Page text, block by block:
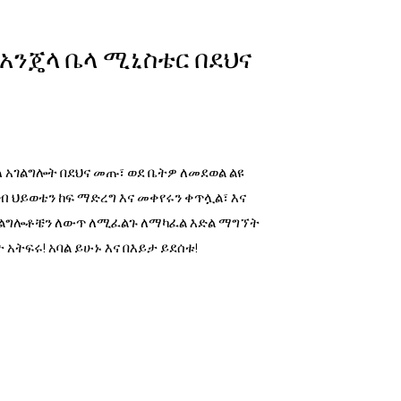
ቤላ ሚኒስቴር በደህና
አገልግሎት በደህና መጡ፣ ወደ ቤትዎ ለመደወል ልዩ
ህይወቴን ከፍ ማድረግ እና መቀየሩን ቀጥሏል፣ እና
ለውጥ ለሚፈልጉ ለማካፈል እድል ማግኘት
አባል ይሁኑ እና በእይታ ይደሰቱ!